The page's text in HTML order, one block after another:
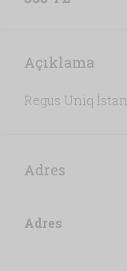
Açıklama
Regus Uniq
Adres
Adres